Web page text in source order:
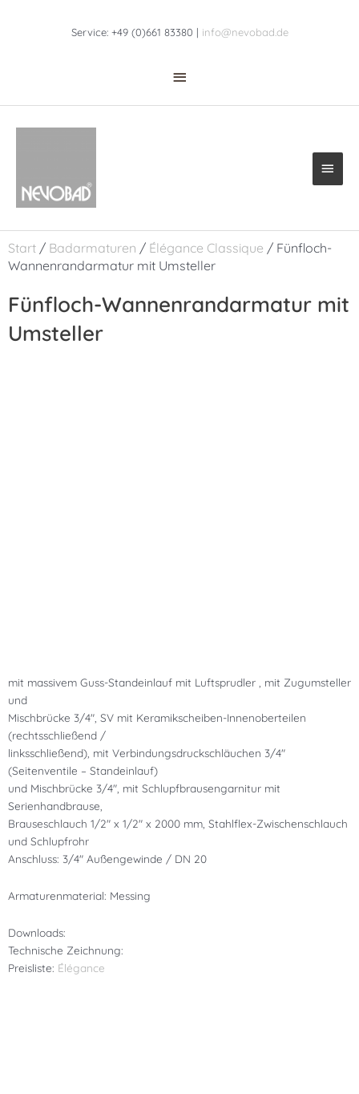
Service: +49 (0)661 83380 | info@nevobad.de
Header
Start / Badarmaturen / Élégance Classique / Fünfloch-
Wannenrandarmatur mit Umsteller
Fünfloch-Wannenrandarmatur mit
Umsteller
mit massivem Guss-Standeinlauf mit Luftsprudler , mit Zugumsteller
und
Mischbrücke 3/4″, SV mit Keramikscheiben-Innenoberteilen
(rechtsschließend /
linksschließend), mit Verbindungsdruckschläuchen 3/4″
(Seitenventile – Standeinlauf)
und Mischbrücke 3/4″, mit Schlupfbrausengarnitur mit
Serienhandbrause,
Brauseschlauch 1/2″ x 1/2″ x 2000 mm, Stahlflex-Zwischenschlauch
und Schlupfrohr
Anschluss: 3/4″ Außengewinde / DN 20
Armaturenmaterial: Messing
Downloads:
Technische Zeichnung:
Preisliste: Élégance